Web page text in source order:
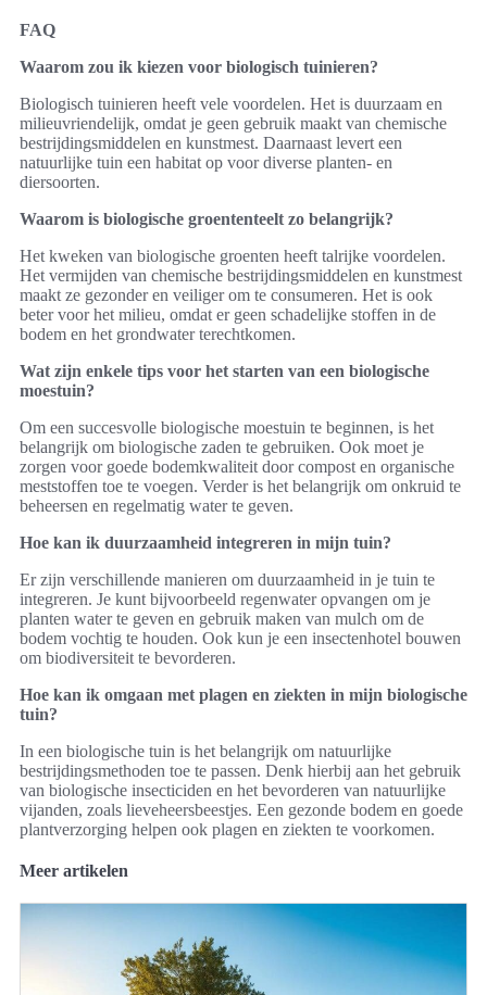
FAQ
Waarom zou ik kiezen voor biologisch tuinieren?
Biologisch tuinieren heeft vele voordelen. Het is duurzaam en
milieuvriendelijk, omdat je geen gebruik maakt van chemische
bestrijdingsmiddelen en kunstmest. Daarnaast levert een
natuurlijke tuin een habitat op voor diverse planten- en
diersoorten.
Waarom is biologische groententeelt zo belangrijk?
Het kweken van biologische groenten heeft talrijke voordelen.
Het vermijden van chemische bestrijdingsmiddelen en kunstmest
maakt ze gezonder en veiliger om te consumeren. Het is ook
beter voor het milieu, omdat er geen schadelijke stoffen in de
bodem en het grondwater terechtkomen.
Wat zijn enkele tips voor het starten van een biologische
moestuin?
Om een succesvolle biologische moestuin te beginnen, is het
belangrijk om biologische zaden te gebruiken. Ook moet je
zorgen voor goede bodemkwaliteit door compost en organische
meststoffen toe te voegen. Verder is het belangrijk om onkruid te
beheersen en regelmatig water te geven.
Hoe kan ik duurzaamheid integreren in mijn tuin?
Er zijn verschillende manieren om duurzaamheid in je tuin te
integreren. Je kunt bijvoorbeeld regenwater opvangen om je
planten water te geven en gebruik maken van mulch om de
bodem vochtig te houden. Ook kun je een insectenhotel bouwen
om biodiversiteit te bevorderen.
Hoe kan ik omgaan met plagen en ziekten in mijn biologische
tuin?
In een biologische tuin is het belangrijk om natuurlijke
bestrijdingsmethoden toe te passen. Denk hierbij aan het gebruik
van biologische insecticiden en het bevorderen van natuurlijke
vijanden, zoals lieveheersbeestjes. Een gezonde bodem en goede
plantverzorging helpen ook plagen en ziekten te voorkomen.
Meer artikelen